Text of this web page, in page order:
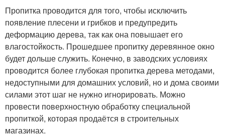
Пропитка проводится для того, чтобы исключить
появление плесени и грибков и предупредить
деформацию дерева, так как она повышает его
влагостойкость. Прошедшее пропитку деревянное окно
будет дольше служить. Конечно, в заводских условиях
проводится более глубокая пропитка дерева методами,
недоступными для домашних условий, но и дома своими
силами этот шаг не нужно игнорировать. Можно
провести поверхностную обработку специальной
пропиткой, которая продаётся в строительных
магазинах.